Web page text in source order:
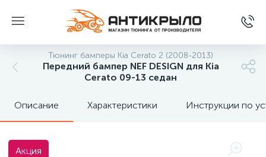
Тюнинг бамперы Kia Cerato 2 (2008-2013)
Передний бампер NEF DESIGN для Kia
Cerato 09-13 седан
Описание Характеристики Инструкции по
Акция